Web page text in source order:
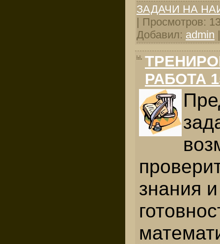
ЗАДАЧИ НА
| Просмотров:
Добавил: admin
РАБОТА
знания